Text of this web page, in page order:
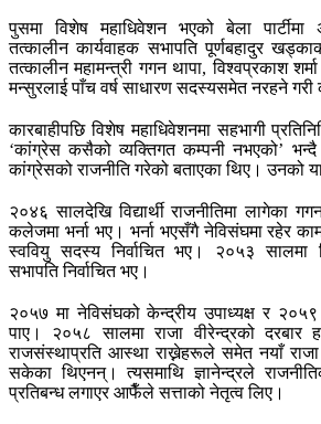
पुसमा विशेष महाधिवेशन भएको बेला पार्टीमा
तत्कालीन कार्यवाहक सभापति पूर्णबहादुर
तत्कालीन महामन्त्री गगन थापा, विश्वप्रकाश
मन्सुरलाई पाँच वर्ष साधारण सदस्यसमेत नरहने गरी
कारबाहीपछि विशेष महाधिवेशनमा सहभागी
‘कांग्रेस कसैको व्यक्तिगत कम्पनी नभएको’
कांग्रेसको राजनीति गरेको बताएका थिए। उनको
२०४६ सालदेखि विद्यार्थी राजनीतिमा लागेका
कलेजमा भर्ना भए। भर्ना भएसँगै नेविसंघमा रहेर
स्ववियु सदस्य निर्वाचित भए। २०५३ सालमा
सभापति निर्वाचित भए।
२०५७ मा नेविसंघको केन्द्रीय उपाध्यक्ष र २०५९
पाए। २०५८ सालमा राजा वीरेन्द्रको दरबार
राजसंस्थाप्रति आस्था राख्नेहरूले समेत नयाँ राजा
सकेका थिएनन्। त्यसमाथि ज्ञानेन्द्रले
प्रतिबन्ध लगाएर आफैँले सत्ताको नेतृत्व लिए।